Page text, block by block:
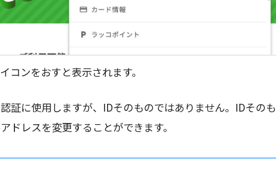
ンをおすと表示されます。
証に使用しますが、IDそのものではありません。IDそのも
ドレスを変更することができます。